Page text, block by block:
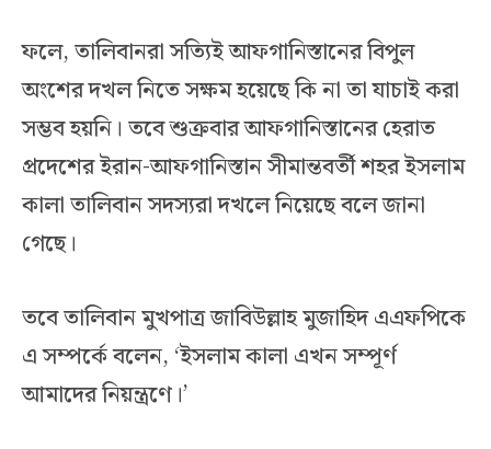
ফলে, তালিবানরা সত্যিই আফগানিস্তানের বিপুল
অংশের দখল নিতে সক্ষম হয়েছে কি না তা যাচাই করা
সম্ভব হয়নি। তবে শুক্রবার আফগানিস্তানের হেরাত
প্রদেশের ইরান-আফগানিস্তান সীমান্তবর্তী শহর ইসলাম
কালা তালিবান সদস্যরা দখলে নিয়েছে বলে জানা
গেছে।
তবে তালিবান মুখপাত্র জাবিউল্লাহ মুজাহিদ এএফপিকে
এ সম্পর্কে বলেন, ‘ইসলাম কালা এখন সম্পূর্ণ
আমাদের নিয়ন্ত্রণে।’